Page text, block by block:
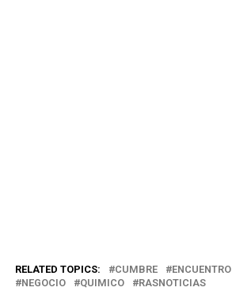
RELATED TOPICS: CUMBRE ENCUENTRO
NEGOCIO
QUIMICO RASNOTICIAS